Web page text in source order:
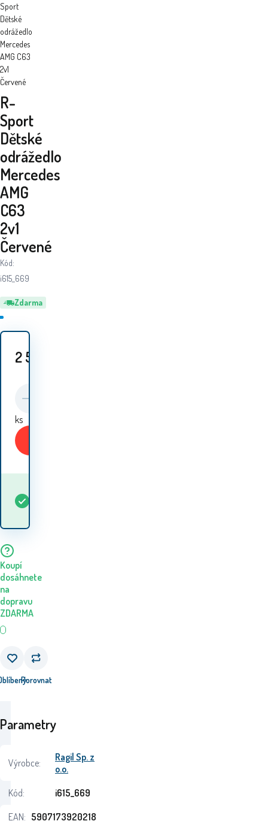
Sport
Dětské
odrážedlo
Mercedes
AMG C63
2v1
Červené
Zdarma
R-
Sport
Dětské
odrážedlo
Mercedes
AMG
C63
2v1
Červené
Kód:
i615_669
2 599
ks
Koupí
dosáhnete
na
dopravu
ZDARMA
Porovnat
Parametry
Výrobce:
Ragil Sp. z
o.o.
Kód:
i615_669
EAN: 5907173920218